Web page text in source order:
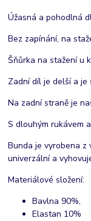
Úžasná a pohodlná
Bez zapínání, na
Šňůrka na stažení u
Zadní díl je delší a je
Na zadní straně je
S dlouhým rukávem
Bunda je vyrobena z
univerzální a
Materiálové složení:
Bavlna 90%,
Elastan 10%